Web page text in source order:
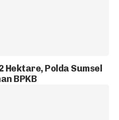
Hektare, Polda Sumsel
BPKB